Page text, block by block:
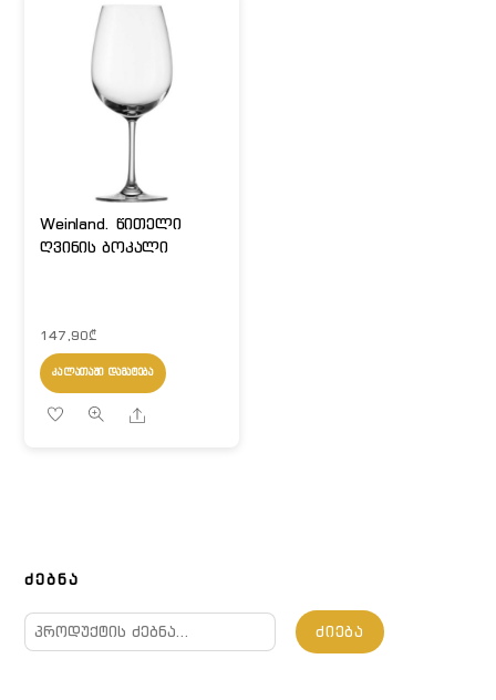
Weinland. წითელი
ღვინის ბოკალი
147,90₾
ᲙᲐᲚᲐᲗᲐᲨᲘ ᲓᲐᲛᲐᲢᲔᲑᲐ
Share
ᲫᲔᲑᲜᲐ
ძებნა:
ᲫᲘᲔᲑᲐ